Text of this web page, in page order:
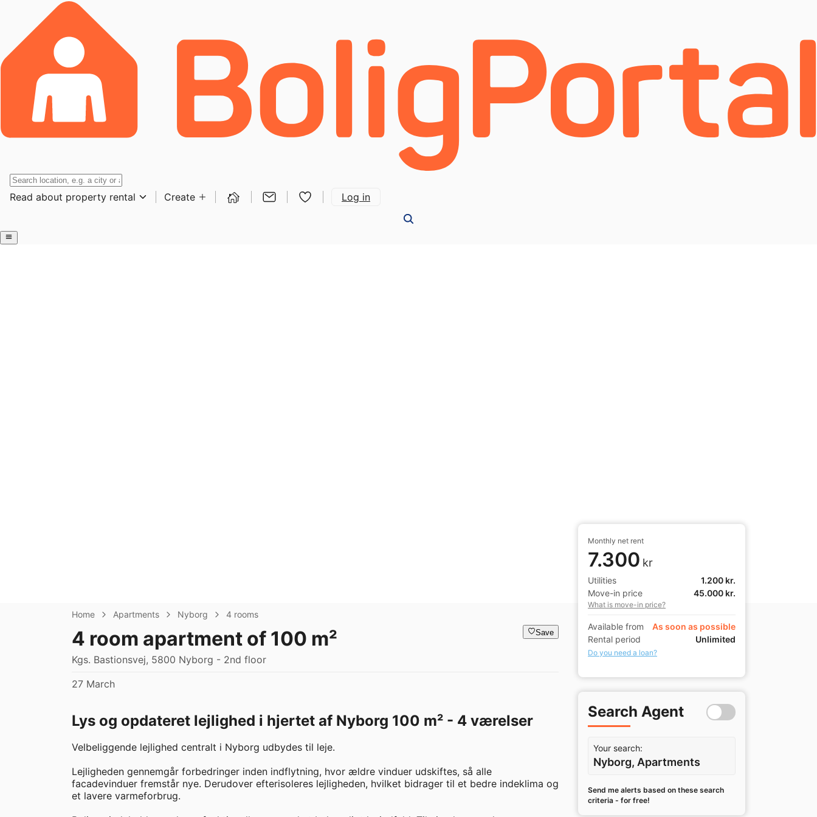
Read about property rental Create Log in
Home Apartments Nyborg 4 rooms
4 room apartment of 100 m²
Kgs. Bastionsvej, 5800 Nyborg - 2nd floor
Save
27 March
Lys og opdateret lejlighed i hjertet af Nyborg 100 m² - 4 værelser
Velbeliggende lejlighed centralt i Nyborg udbydes til leje.
Lejligheden gennemgår forbedringer inden indflytning, hvor ældre vinduer udskiftes, så alle
facadevinduer fremstår nye. Derudover efterisoleres lejligheden, hvilket bidrager til et bedre indeklima og
et lavere varmeforbrug.
Monthly net rent
7.300 kr
Utilities
1.200 kr.
Move-in price
45.000 kr.
What is move-in price?
Available from
As soon as possible
Rental period
Unlimited
Do you need a loan?
Search Agent
Your search:
Nyborg, Apartments
Send me alerts based on these search
criteria - for free!